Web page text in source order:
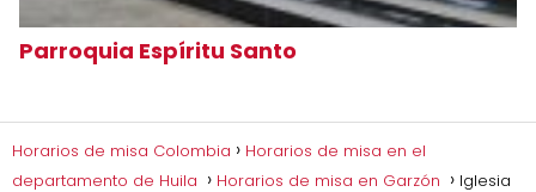
Parroquia Espíritu Santo
Horarios de misa Colombia
Horarios de misa en el
departamento de Huila
Horarios de misa en Garzón Iglesia